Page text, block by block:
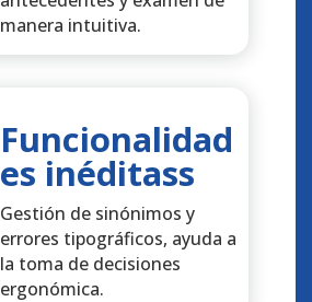
manera intuitiva.
Funcionalidad
es inéditass
Gestión de sinónimos y
errores tipográficos, ayuda a
la toma de decisiones
ergonómica.